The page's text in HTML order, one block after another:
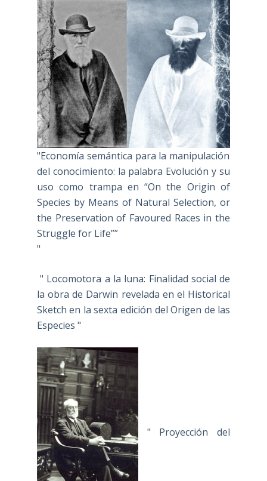
"Economía semántica para la manipulación
del conocimiento: la palabra Evolución y su
uso como trampa en “On the Origin of
Species by Means of Natural Selection, or
the Preservation of Favoured Races in the
Struggle for Life””
"
" Locomotora a la luna: Finalidad social de
la obra de Darwin revelada en el Historical
Sketch en la sexta edición del Origen de las
Especies "
" Proyección del